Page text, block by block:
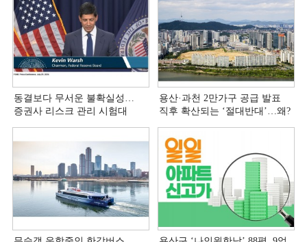
동결보다 무서운 불확실성…
증권사 리스크 관리 시험대
용산·과천 2만가구 공급 발표
직후 확산되는 ‘절대반대’…왜?